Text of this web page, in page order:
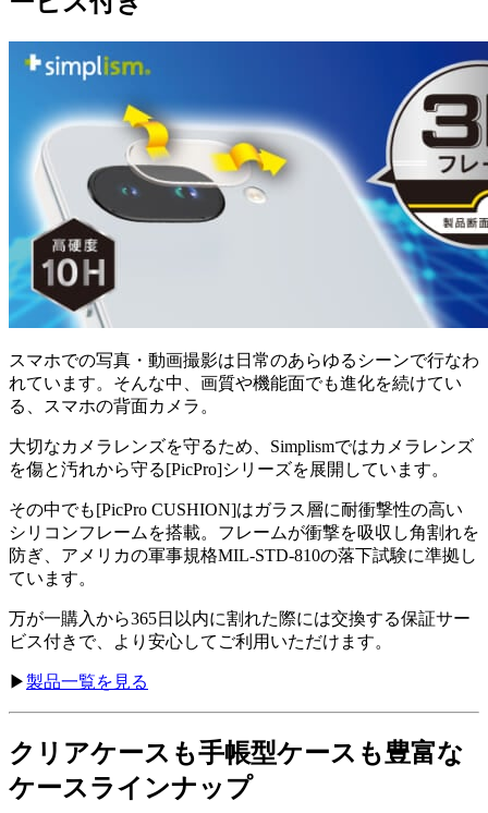
スマホでの写真・動画撮影は日常のあらゆるシーンで行なわ
れています。そんな中、画質や機能面でも進化を続けてい
る、スマホの背面カメラ。
大切なカメラレンズを守るため、Simplismではカメラレンズ
を傷と汚れから守る[PicPro]シリーズを展開しています。
その中でも[PicPro CUSHION]はガラス層に耐衝撃性の高い
シリコンフレームを搭載。フレームが衝撃を吸収し角割れを
防ぎ、アメリカの軍事規格MIL-STD-810の落下試験に準拠し
ています。
万が一購入から365日以内に割れた際には交換する保証サー
ビス付きで、より安心してご利用いただけます。
▶︎製品一覧を見る
クリアケースも手帳型ケースも豊富な
ケースラインナップ